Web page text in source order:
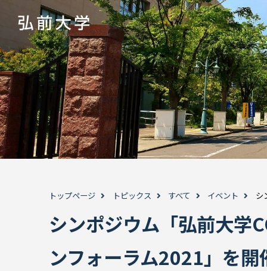
トップページ トピックス すべて イベント シ
シンポジウム「弘前大学
ンフォーラム2021」を開